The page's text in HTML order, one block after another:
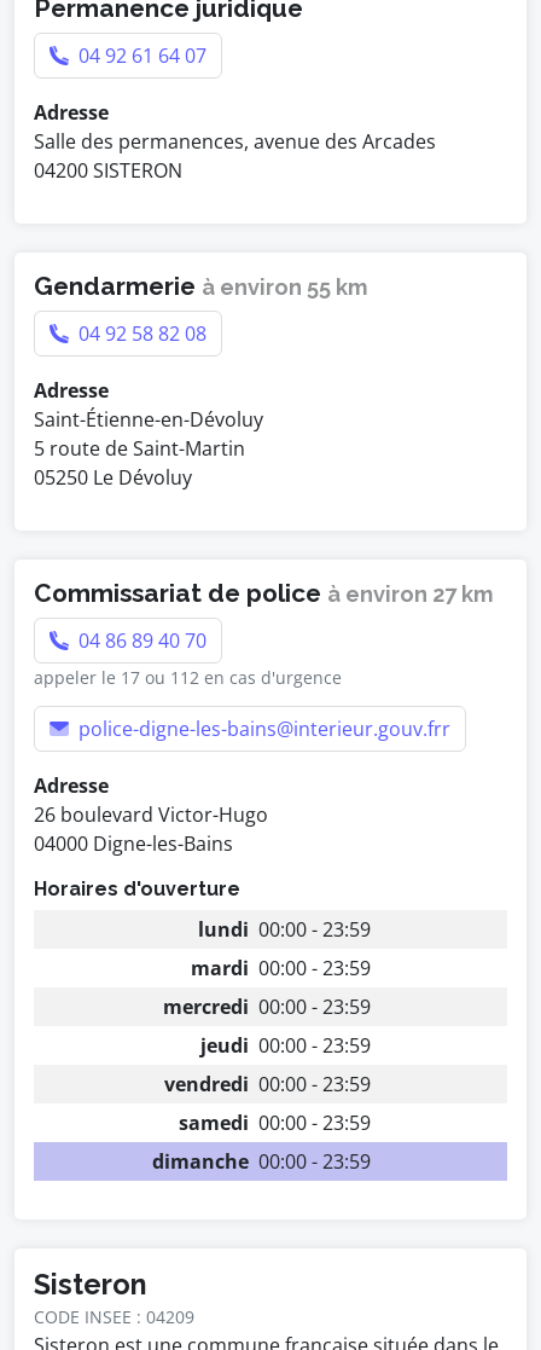
Permanence juridique
04 92 61 64 07
Adresse
Salle des permanences, avenue des Arcades
04200 SISTERON
Gendarmerie à environ 55 km
04 92 58 82 08
Adresse
Saint-Étienne-en-Dévoluy
5 route de Saint-Martin
05250 Le Dévoluy
Commissariat de police à environ 27 km
04 86 89 40 70
appeler le 17 ou 112 en cas d'urgence
police-digne-les-bains@interieur.gouv.frr
Adresse
26 boulevard Victor-Hugo
04000 Digne-les-Bains
Horaires d'ouverture
lundi 00:00 - 23:59
mardi 00:00 - 23:59
mercredi 00:00 - 23:59
jeudi 00:00 - 23:59
vendredi 00:00 - 23:59
samedi 00:00 - 23:59
dimanche 00:00 - 23:59
Sisteron
CODE INSEE : 04209